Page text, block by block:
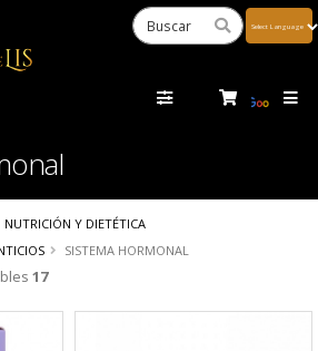
NUTRICIÓN Y DIETÉTICA
SISTEMA HORMONAL
17